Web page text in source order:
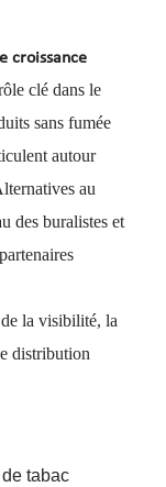
croissance
clé dans le
sans fumée
autour
au
des buralistes et
la visibilité, la
distribution
tabac